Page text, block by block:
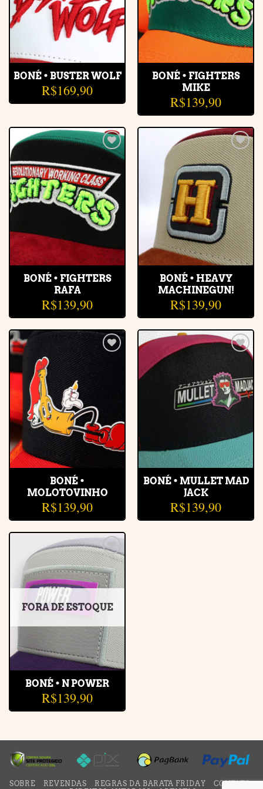
BONÉ • BUSTER WOLF
R$169,90
BONÉ • FIGHTERS
MIKE
R$139,90
Adicionar
à lista de
desejos
BONÉ • FIGHTERS
RAFA
R$139,90
Adicionar
à lista de
desejos
BONÉ • HEAVY
MACHINEGUN!
R$139,90
à lista de
desejos
BONÉ •
MOLOTOVINHO
R$139,90
Adicionar
à lista de
desejos
BONÉ • MULLET MAD
JACK
R$139,90
Adicionar
à lista de
FORA DE ESTOQUE
BONÉ • N POWER
R$139,90
SOBRE REVENDAS REGRAS DA BARATA FRIDAY
CONTATO